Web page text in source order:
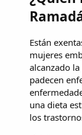
Están
mujeres
alcanzado
padecen
una dieta
los